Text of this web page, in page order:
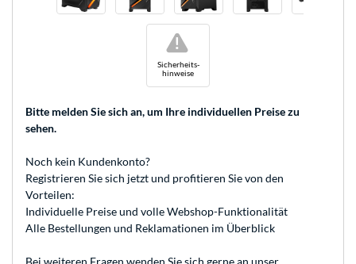
Sicherheits-
hinweise
!
Bitte melden Sie sich an, um Ihre individuellen Preise zu
sehen.
Noch kein Kundenkonto?
Registrieren Sie sich jetzt und profitieren Sie von den
Vorteilen:
Individuelle Preise und volle Webshop-Funktionalität
Alle Bestellungen und Reklamationen im Überblick
Bei weiteren Fragen wenden Sie sich gerne an unser